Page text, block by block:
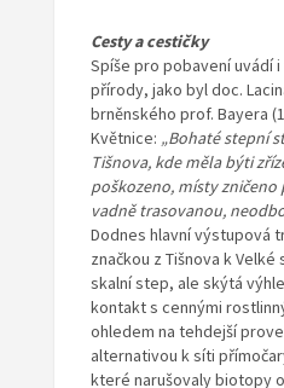
Cesty a cestičky
Spíše pro pobavení uvádí
přírody, jako byl doc.
brněnského prof. Bayera
Květnice: „Bohaté stepní
Tišnova, kde měla býti
poškozeno, místy
vadně trasovanou,
Dodnes hlavní výstupová
značkou z Tišnova k
skalní step, ale skýtá
kontakt s cennými
ohledem na tehdejší
alternativou k síti
které narušovaly biotopy